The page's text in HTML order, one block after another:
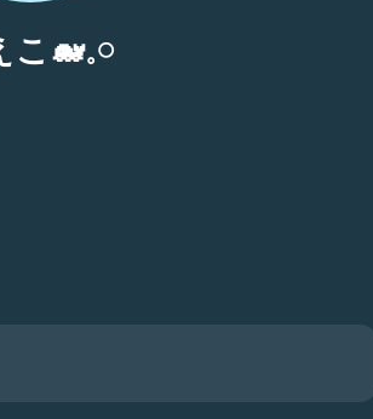
こ🐋‪‪𓈒𓏸
カウントなのでラジオトーク関連や日々の